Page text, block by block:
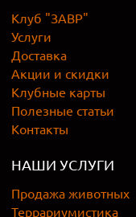
Клуб "ЗАВР"
Услуги
Доставка
Акции и скидки
Клубные карты
Полезные статьи
Контакты
НАШИ УСЛУГИ
Продажа животных
Террариумистика